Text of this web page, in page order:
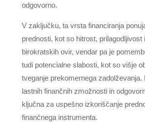
odgovorno.
V zaključku, ta vrsta financiranja
prednosti, kot so hitrost, prilagodljivost
birokratskih ovir, vendar pa je
tudi potencialne slabosti, kot so višje
tveganje prekomernega zadolževanja.
lastnih finančnih zmožnosti in
ključna za uspešno izkoriščanje
finančnega instrumenta.